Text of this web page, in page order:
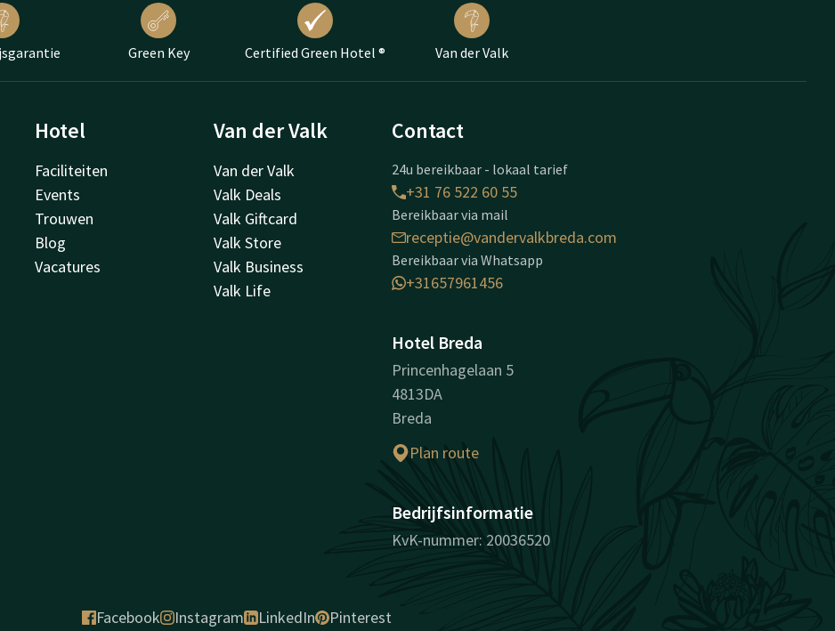
Green Key Certified Green Hotel ® Van der Valk
Hotel
Faciliteiten
Events
Trouwen
Blog
Vacatures
Van der Valk
Van der Valk
Valk Deals
Valk Giftcard
Valk Store
Valk Business
Valk Life
Contact
24u bereikbaar - lokaal tarief
+31 76 522 60 55
Bereikbaar via mail
receptie@vandervalkbreda.com
Bereikbaar via Whatsapp
+31657961456
Hotel Breda
Princenhagelaan 5
4813DA
Breda
Plan route
Bedrijfsinformatie
KvK-nummer: 20036520
Facebook Instagram LinkedIn Pinterest